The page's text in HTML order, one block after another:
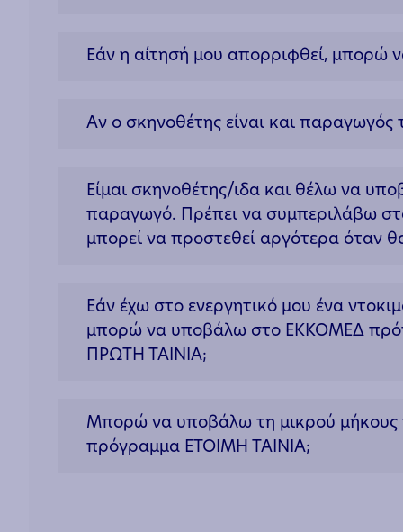
Εάν η αίτησή μου απορριφθεί, μπορώ
Αν ο σκηνοθέτης είναι και παραγωγός
Είμαι σκηνοθέτης/ιδα και θέλω να
παραγωγό. Πρέπει να συμπεριλάβω
μπορεί να προστεθεί αργότερα όταν
Εάν έχω στο ενεργητικό μου ένα
μπορώ να υποβάλω στο ΕΚΚΟΜΕΔ
ΠΡΩΤΗ ΤΑΙΝΙΑ;
Μπορώ να υποβάλω τη μικρού μήκους
πρόγραμμα ΕΤΟΙΜΗ ΤΑΙΝΙΑ;